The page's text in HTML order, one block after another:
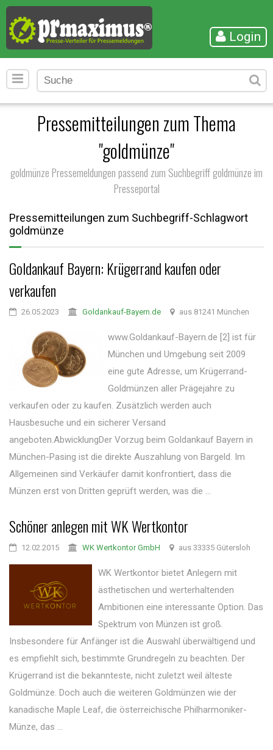
Login
Pressemitteilungen zum Thema
"goldmünze"
goldmünze Pressemeldungen passend zum Suchbegriff goldmünze im
Presseportal
Pressemitteilungen zum Suchbegriff-Schlagwort
goldmünze
Goldankauf Bayern: Krügerrand kaufen oder
verkaufen
26.05.2023 Goldankauf-Bayern.de aus 81241 München
www.Goldankauf-Bayern.de [2] ist für
München und Umgebung seit 2009
eine gute Adresse, um Krügerrand-
Goldmünzen aller Prägejahre zu
verkaufen oder zu kaufen. Zusätzlich werden auch
Hausbesuche und ein sicherer Versand
angeboten.AbwicklungDer Vorzug beim Goldankauf Bayern in
München-Pasing ist die direkte Auszahlung von Bargeld. Im
Allgemeinen sind Verkäufer damit konfrontiert, dass die
Münzen erst von Dritten geprüft werden, was die ...
Schöner anlegen mit WK Wertkontor
12.02.2015 WK Wertkontor GmbH aus 33335 Gütersloh
WK Wertkontor bietet Anlegern mit
ästhetischen und werterhaltenden
Ambitionen eine interessante Option. Das
Spektrum von Münzen ist groß.
Insbesondere für Anfänger ist die Auswahl überwältigend und
es empfiehlt sich, bestimmte Grundregeln zu beachten. Der
Krügerrand ist die bekannteste, nicht zuletzt weil älteste
Goldmünze. Doch auch die weiteren Goldmünzen wie der
kanadische Maple Leaf, die österreichische Philharmoniker-
Münze, das ...